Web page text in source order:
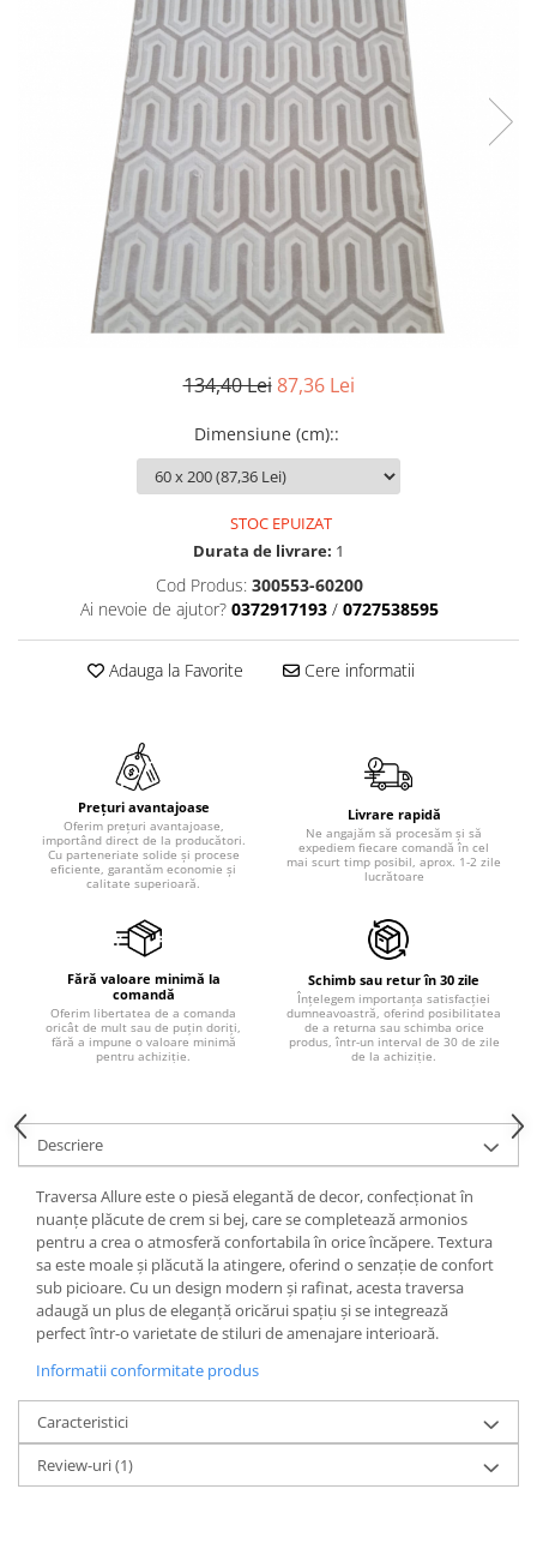
134,40 Lei 87,36 Lei
Dimensiune (cm)::
STOC EPUIZAT
Durata de livrare: 1
Cod Produs: 300553-60200
Ai nevoie de ajutor? 0372917193 / 0727538595
Adauga la Favorite Cere informatii
Prețuri avantajoase
Oferim prețuri avantajoase,
importând direct de la producători.
Cu parteneriate solide și procese
eficiente, garantăm economie și
calitate superioară.
Livrare rapidă
Ne angajăm să procesăm și să
expediem fiecare comandă în cel
mai scurt timp posibil, aprox. 1-2 zile
lucrătoare
Fără valoare minimă la
comandă
Oferim libertatea de a comanda
oricât de mult sau de puțin doriți,
fără a impune o valoare minimă
pentru achiziție.
Schimb sau retur în 30 zile
Înțelegem importanța satisfacției
dumneavoastră, oferind posibilitatea
de a returna sau schimba orice
produs, într-un interval de 30 de zile
de la achiziție.
Descriere
Traversa Allure este o piesă elegantă de decor, confecționat în
nuanțe plăcute de crem si bej, care se completează armonios
pentru a crea o atmosferă confortabila în orice încăpere. Textura
sa este moale și plăcută la atingere, oferind o senzație de confort
sub picioare. Cu un design modern și rafinat, acesta traversa
adaugă un plus de eleganță oricărui spațiu și se integrează
perfect într-o varietate de stiluri de amenajare interioară.
Informatii conformitate produs
Caracteristici
Review-uri(1)